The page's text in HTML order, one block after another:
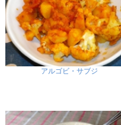
アルゴビ・サブジ